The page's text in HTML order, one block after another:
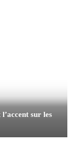
sur les